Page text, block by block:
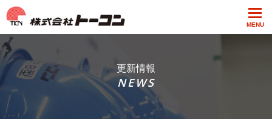
MENU
更新情報
NEWS